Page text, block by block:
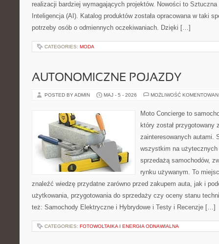
realizacji bardziej wymagających projektów. Nowości to
Inteligencja (AI). Katalog produktów została opracowana w taki
potrzeby osób o odmiennych oczekiwaniach. Dzięki […]
CATEGORIES: MODA
AUTONOMICZNE POJAZDY
POSTED BY ADMIN MAJ - 5 - 2026 MOŻLIWOŚĆ
Moto Concierge to
który został przygotowany
zainteresowanych autami.
wszystkim na
sprzedażą samochodów,
rynku używanym. To
znaleźć wiedzę przydatne zarówno przed zakupem auta, jak i
użytkowania, przygotowania do sprzedaży czy oceny stanu
też: Samochody Elektryczne i Hybrydowe i Testy i Recenzje […]
CATEGORIES: FOTOWOLTAIKA I ENERGIA ODNAWIALNA